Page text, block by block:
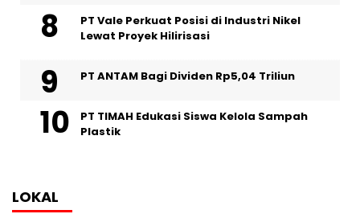
PT Vale Perkuat Posisi di Industri Nikel
Lewat Proyek Hilirisasi
PT ANTAM Bagi Dividen Rp5,04 Triliun
PT TIMAH Edukasi Siswa Kelola Sampah
Plastik
LOKAL